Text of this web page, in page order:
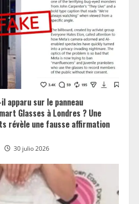
apparu sur le panneau
Glasses à Londres ? Une
révèle une fausse affirmation
30 julio 2026